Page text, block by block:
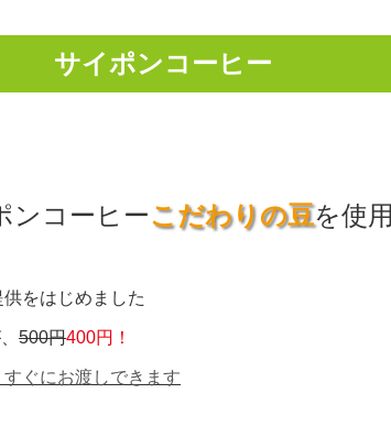
サイポンコーヒー
ンコーヒーこだわりの豆を使用
をはじめました
500円400円！
ぐにお渡しできます